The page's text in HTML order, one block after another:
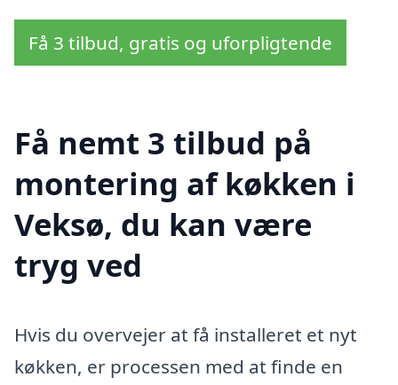
Få 3 tilbud, gratis og uforpligtende
Få nemt 3 tilbud på
montering af køkken i
Veksø, du kan være
tryg ved
Hvis du overvejer at få installeret et nyt
køkken, er processen med at finde en